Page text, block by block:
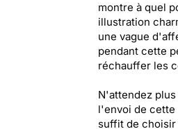
montre à quel
illustration
une vague
pendant cette
réchauffer les
N'attendez
l'envoi de cette
suffit de choisir